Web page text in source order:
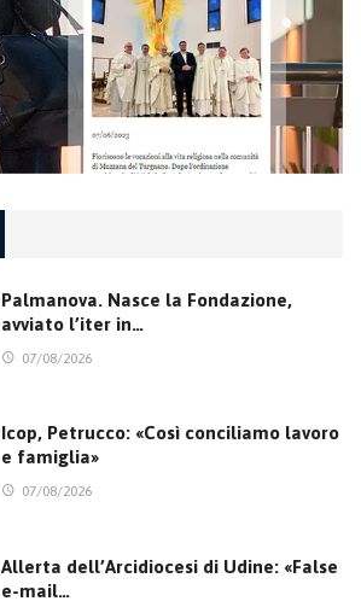
Palmanova. Nasce la Fondazione,
avviato l’iter in…
07/08/2026
Icop, Petrucco: «Così conciliamo lavoro
e famiglia»
07/08/2026
Allerta dell’Arcidiocesi di Udine: «False
e-mail…